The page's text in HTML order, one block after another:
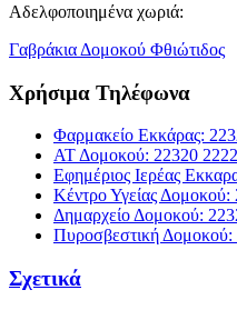
Αδελφοποιημένα χωριά:
Γαβράκια Δομοκού Φθιώτιδος
Χρήσιμα Τηλέφωνα
Φαρμακείο Εκκάρας:
ΑΤ Δομοκού: 22320
Εφημέριος Ιερέας
Κέντρο Υγείας
Δημαρχείο Δομοκού:
Πυροσβεστική
Σχετικά